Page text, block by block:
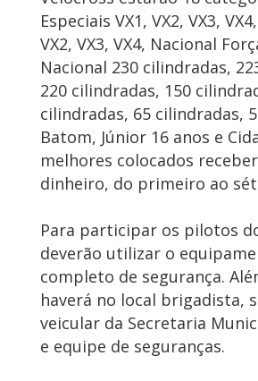
Especiais VX1, VX2, VX3,
VX2, VX3, VX4, Nacional
Nacional 230 cilindradas,
220 cilindradas, 150
cilindradas, 65 cilindradas,
Batom, Júnior 16 anos e
melhores colocados
dinheiro, do primeiro ao
Para participar os pilotos
deverão utilizar o
completo de segurança.
haverá no local brigadista,
veicular da Secretaria
e equipe de seguranças.